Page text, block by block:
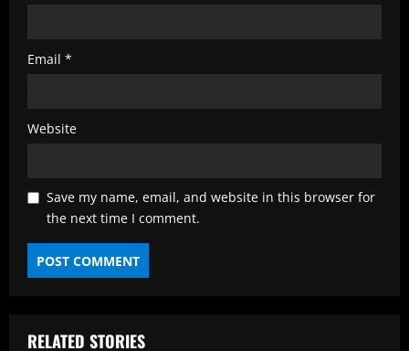
Email *
Website
Save my name, email, and website in this browser for
the next time I comment.
RELATED STORIES